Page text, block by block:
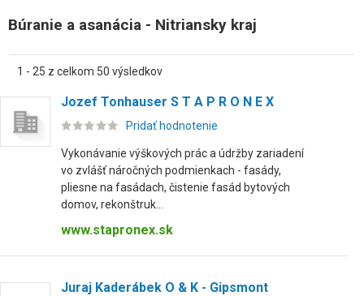
Búranie a asanácia - Nitriansky kraj
1 - 25 z celkom 50 výsledkov
Jozef Tonhauser S T A P R O N E X
Pridať hodnotenie
Vykonávanie výškových prác a údržby zariadení
vo zvlášť náročných podmienkach - fasády,
pliesne na fasádach, čistenie fasád bytových
domov, rekonštruk...
www.stapronex.sk
Juraj Kaderábek O & K - Gipsmont